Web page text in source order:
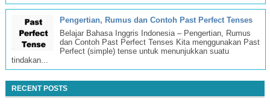
Pengertian, Rumus dan Contoh Past Perfect Tenses
Belajar Bahasa Inggris Indonesia – Pengertian, Rumus
dan Contoh Past Perfect Tenses Kita menggunakan Past
Perfect (simple) tense untuk menunjukkan suatu
tindakan...
RECENT POSTS